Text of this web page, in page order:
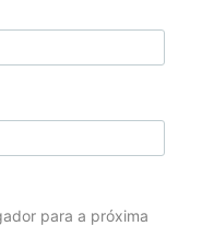
para a próxima